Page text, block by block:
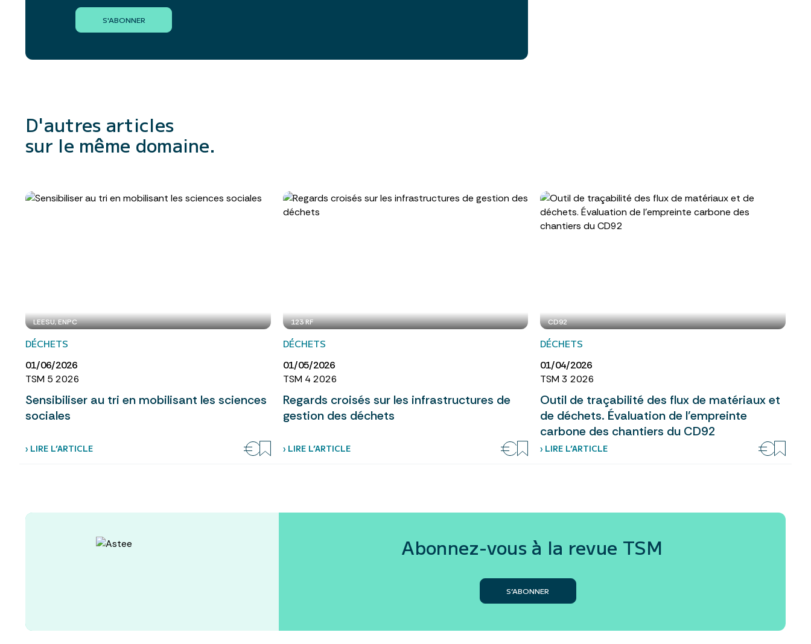
S'ABONNER
D'autres articles
sur le même domaine.
LEESU, ENPC
DÉCHETS
01/06/2026
TSM 5 2026
Sensibiliser au tri en mobilisant les sciences
sociales
› LIRE L’ARTICLE
123 RF
DÉCHETS
01/05/2026
TSM 4 2026
Regards croisés sur les infrastructures de
gestion des déchets
› LIRE L’ARTICLE
CD92
DÉCHETS
01/04/2026
TSM 3 2026
Outil de traçabilité des flux de matériaux et
de déchets. Évaluation de l’empreinte
carbone des chantiers du CD92
› LIRE L’ARTICLE
Abonnez-vous à la revue TSM
S’ABONNER